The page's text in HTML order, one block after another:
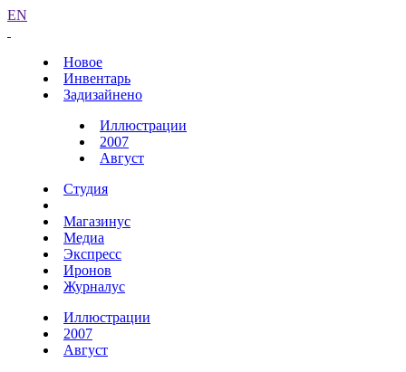
EN
Новое
Инвентарь
Задизайнено
Иллюстрации
2007
Август
Студия
Магазинус
Медиа
Экспресс
Иронов
Журналус
Иллюстрации
2007
Август